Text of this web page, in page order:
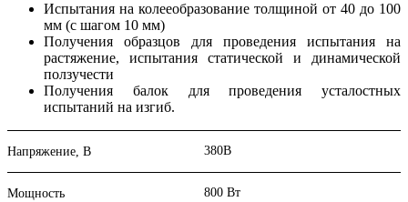
Испытания на колееобразование толщиной от 40 до 100
мм (с шагом 10 мм)
Получения образцов для проведения испытания на
растяжение, испытания статической и динамической
ползучести
Получения балок для проведения усталостных
испытаний на изгиб.
Напряжение, В 380В
Мощность 800 Вт